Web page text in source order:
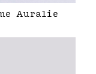
Auralie